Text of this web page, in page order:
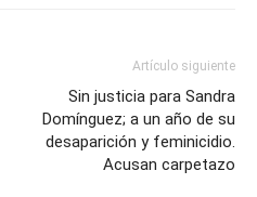
Artículo siguiente
Sin justicia para Sandra
Domínguez; a un año de su
desaparición y feminicidio.
Acusan carpetazo